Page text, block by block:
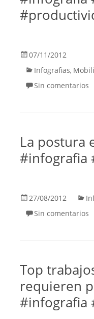
07/11/2012
Infografias,
Sin comentarios
La postura
#infografia
27/08/2012
Sin comentarios
Top
requieren
#infografia